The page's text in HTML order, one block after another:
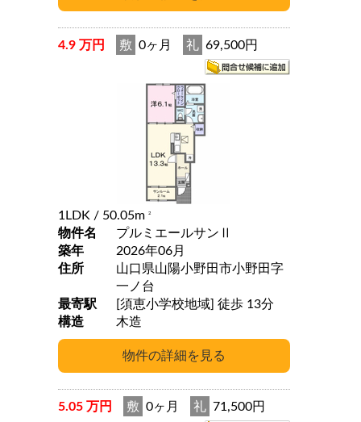
4.9 万円 敷 0ヶ月 礼 69,500円
1LDK / 50.05m 2
物件名
プルミエールサンⅡ
築年
2026年06月
住所
山口県山陽小野田市小野田字
一ノ台
最寄駅
[須恵小学校地域] 徒歩 13分
構造
木造
5.05 万円 敷 0ヶ月 礼 71,500円